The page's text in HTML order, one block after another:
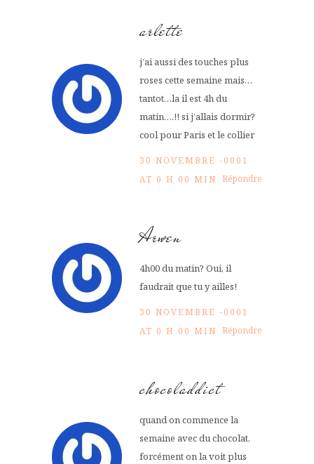
arlette
j’ai aussi des touches plus
roses cette semaine mais…
tantot…la il est 4h du
matin….!! si j’allais dormir?
cool pour Paris et le collier
30 NOVEMBRE -0001
AT 0 H 00 MIN Répondre
Arwen
4h00 du matin? Oui, il
faudrait que tu y ailles!
30 NOVEMBRE -0001
AT 0 H 00 MIN Répondre
chocoladdict
quand on commence la
semaine avec du chocolat,
forcément on la voit plus